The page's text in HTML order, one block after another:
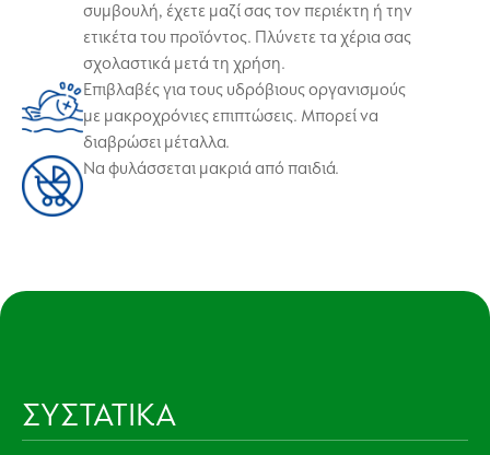
συμβουλή, έχετε μαζί σας τον περιέκτη ή την
ετικέτα του προϊόντος. Πλύνετε τα χέρια σας
σχολαστικά μετά τη χρήση.
Επιβλαβές για τους υδρόβιους οργανισμούς
με μακροχρόνιες επιπτώσεις. Μπορεί να
διαβρώσει μέταλλα.
Να φυλάσσεται μακριά από παιδιά.
ΣΥΣΤΑΤΙΚΑ